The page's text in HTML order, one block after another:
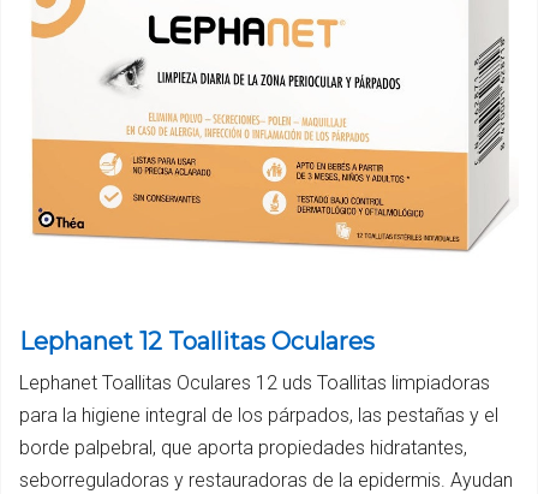
Lephanet 12 Toallitas Oculares
Lephanet Toallitas Oculares 12 uds Toallitas limpiadoras
para la higiene integral de los párpados, las pestañas y el
borde palpebral, que aporta propiedades hidratantes,
seborreguladoras y restauradoras de la epidermis. Ayudan